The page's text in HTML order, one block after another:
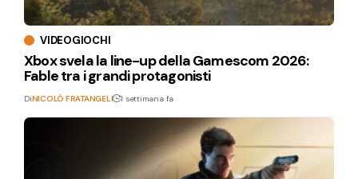
VIDEOGIOCHI
Xbox svela la line-up della Gamescom 2026:
Fable tra i grandi protagonisti
DiNICOLÒ FRATANGELI 1 settimana fa